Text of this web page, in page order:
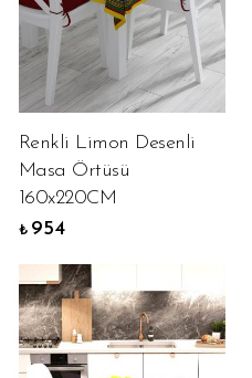
Renkli Limon Desenli
Masa Örtüsü
160x220CM
₺ 954